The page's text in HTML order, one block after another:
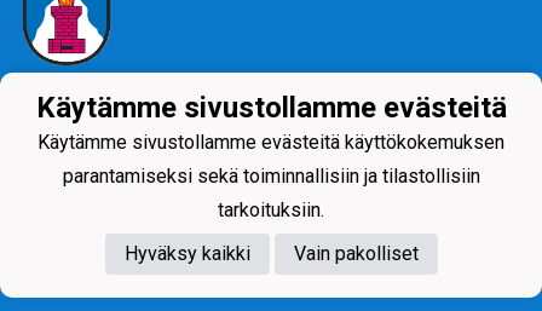
Tietosuojaseloste
Powered by
Käytämme sivustollamme evästeitä
Käytämme sivustollamme evästeitä käyttökokemuksen
parantamiseksi sekä toiminnallisiin ja tilastollisiin
tarkoituksiin.
Hyväksy kaikki
Vain pakolliset